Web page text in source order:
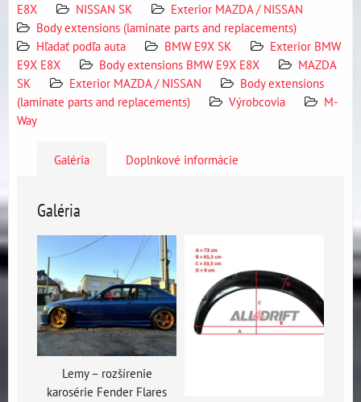
E8X
NISSAN SK
Exterior MAZDA / NISSAN
Body extensions (laminate parts and replacements)
Hľadať podľa auta
BMW E9X SK
Exterior BMW
E9X E8X
Body extensions BMW E9X E8X
MAZDA
SK
Exterior MAZDA / NISSAN
Body extensions
(laminate parts and replacements)
Výrobcovia
M-
Way
Galéria Doplnkové informácie
Galéria
Lemy – rozšírenie
karosérie Fender Flares